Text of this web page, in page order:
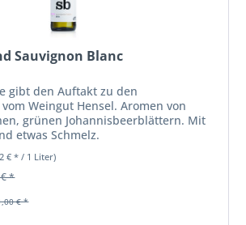
Sauvignon Blanc
gibt den Auftakt zu den
Weingut Hensel. Aromen von
grünen Johannisbeerblättern. Mit
etwas Schmelz.
€ * / 1 Liter)
€ *
€ *